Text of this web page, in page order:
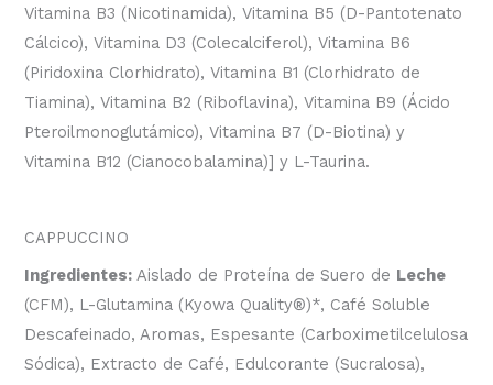
Vitamina B3 (Nicotinamida), Vitamina B5 (D-Pantotenato
Cálcico), Vitamina D3 (Colecalciferol), Vitamina B6
(Piridoxina Clorhidrato), Vitamina B1 (Clorhidrato de
Tiamina), Vitamina B2 (Riboflavina), Vitamina B9 (Ácido
Pteroilmonoglutámico), Vitamina B7 (D-Biotina) y
Vitamina B12 (Cianocobalamina)] y L-Taurina.
CAPPUCCINO
Ingredientes:Aislado de Proteína de Suero de Leche
(CFM), L-Glutamina (Kyowa Quality®)*, Café Soluble
Descafeinado, Aromas, Espesante (Carboximetilcelulosa
Sódica), Extracto de Café, Edulcorante (Sucralosa),